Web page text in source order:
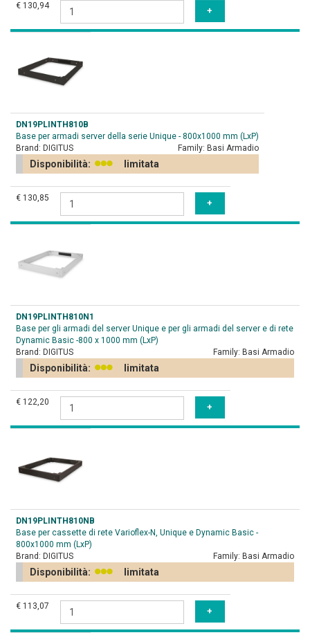
€ 130,94
DN19PLINTH810B
Base per armadi server della serie Unique - 800x1000 mm (LxP)
Brand: DIGITUS Family: Basi Armadio
Disponibilità: limitata
€ 130,85
DN19PLINTH810N1
Base per gli armadi del server Unique e per gli armadi del server e di rete
Dynamic Basic -800 x 1000 mm (LxP)
Brand: DIGITUS Family: Basi Armadio
Disponibilità: limitata
€ 122,20
DN19PLINTH810NB
Base per cassette di rete Varioflex-N, Unique e Dynamic Basic -
800x1000 mm (LxP)
Brand: DIGITUS Family: Basi Armadio
Disponibilità: limitata
€ 113,07